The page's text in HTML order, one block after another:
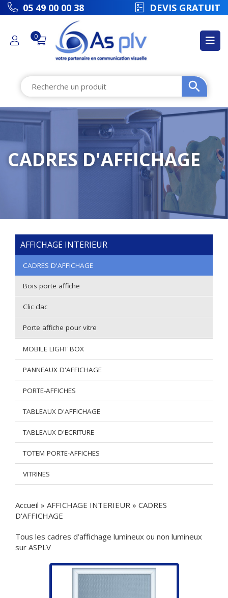
picto 05 49 00 00 38 DEVIS GRATUIT
0
CADRES D'AFFICHAGE
AFFICHAGE INTERIEUR
CADRES D'AFFICHAGE
Bois porte affiche
Clic clac
Porte affiche pour vitre
MOBILE LIGHT BOX
PANNEAUX D'AFFICHAGE
PORTE-AFFICHES
TABLEAUX D'AFFICHAGE
TABLEAUX D'ECRITURE
TOTEM PORTE-AFFICHES
VITRINES
Accueil » AFFICHAGE INTERIEUR » CADRES
D'AFFICHAGE
Tous les cadres d’affichage lumineux ou non lumineux
sur ASPLV